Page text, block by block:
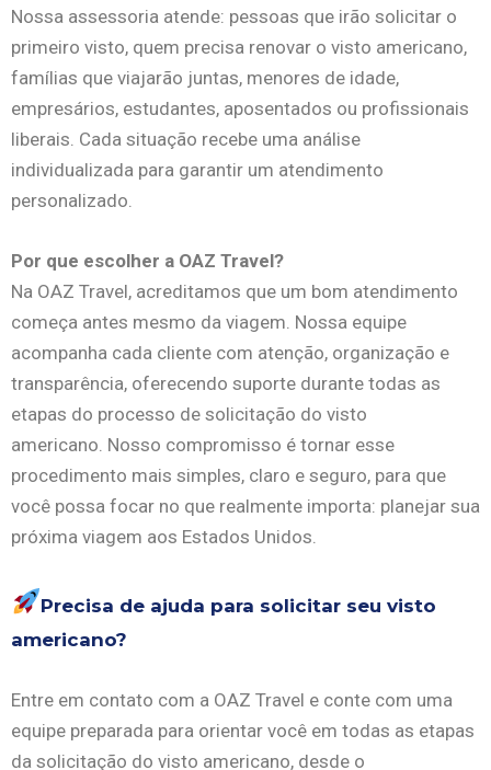
Nossa assessoria atende: pessoas que irão solicitar o
primeiro visto, quem precisa renovar o visto americano,
famílias que viajarão juntas, menores de idade,
empresários, estudantes, aposentados ou profissionais
liberais. Cada situação recebe uma análise
individualizada para garantir um atendimento
personalizado.
Por que escolher a OAZ Travel?
Na OAZ Travel, acreditamos que um bom atendimento
começa antes mesmo da viagem. Nossa equipe
acompanha cada cliente com atenção, organização e
transparência, oferecendo suporte durante todas as
etapas do processo de solicitação do visto
americano. Nosso compromisso é tornar esse
procedimento mais simples, claro e seguro, para que
você possa focar no que realmente importa: planejar sua
próxima viagem aos Estados Unidos.
Precisa de ajuda para solicitar seu visto
americano?
Entre em contato com a OAZ Travel e conte com uma
equipe preparada para orientar você em todas as etapas
da solicitação do visto americano, desde o